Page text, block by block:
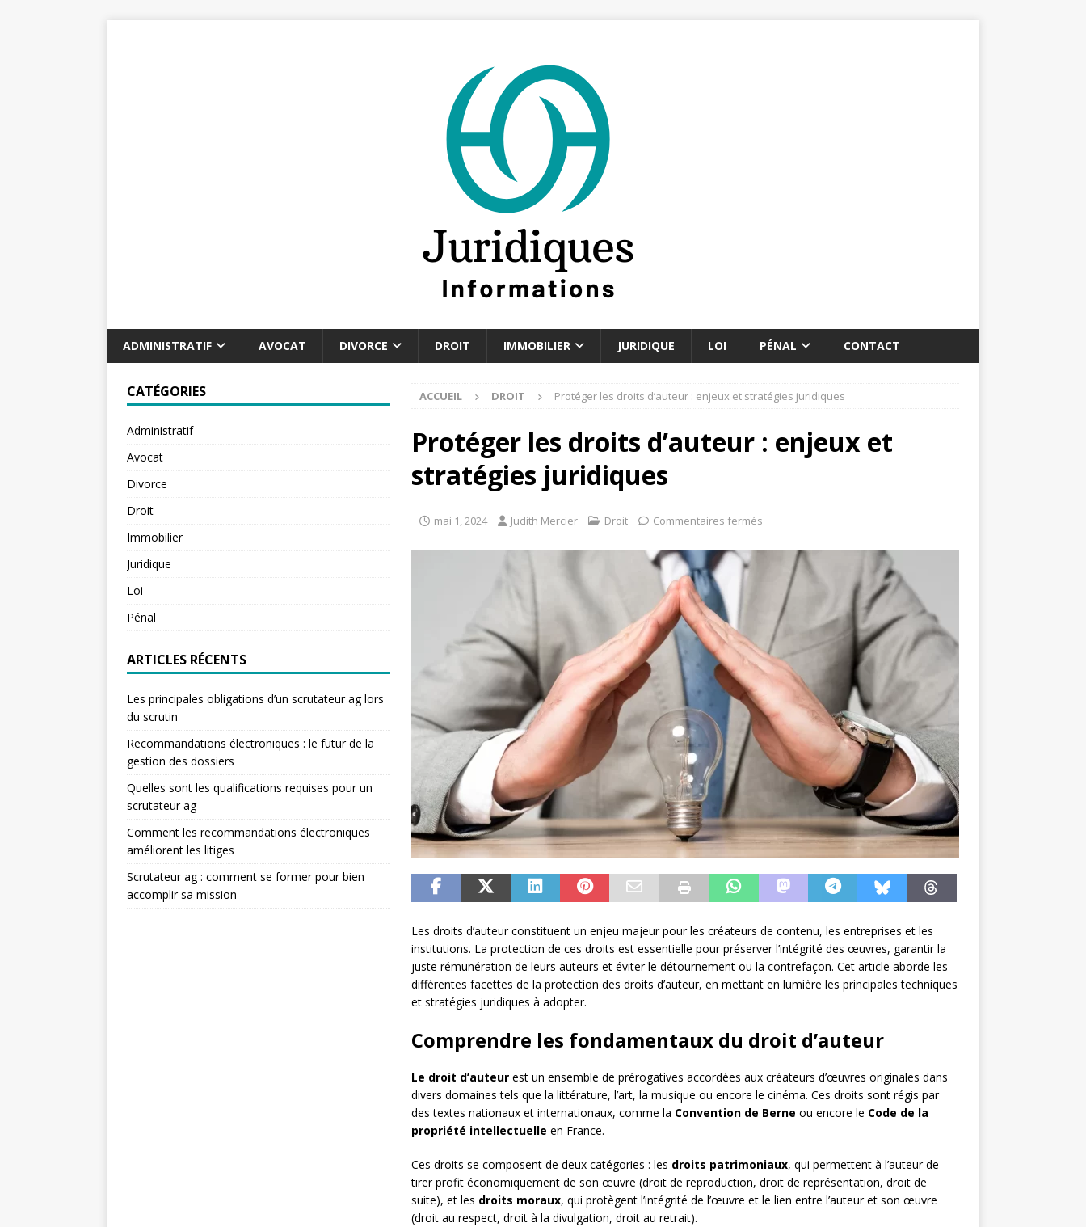
ADMINISTRATIF AVOCAT DIVORCE DROIT IMMOBILIER JURIDIQUE LOI PÉNAL CONTACT
ACCUEIL DROIT Protéger les droits d’auteur : enjeux et stratégies juridiques
Protéger les droits d’auteur : enjeux et
stratégies juridiques
mai 1, 2024 Judith Mercier Droit Commentaires fermés
Les droits d’auteur constituent un enjeu majeur pour les créateurs de contenu, les entreprises et les
institutions. La protection de ces droits est essentielle pour préserver l’intégrité des œuvres, garantir la
juste rémunération de leurs auteurs et éviter le détournement ou la contrefaçon. Cet article aborde les
différentes facettes de la protection des droits d’auteur, en mettant en lumière les principales techniques
et stratégies juridiques à adopter.
Comprendre les fondamentaux du droit d’auteur
Le droit d’auteurest un ensemble de prérogatives accordées aux créateurs d’œuvres originales dans
divers domaines tels que la littérature, l’art, la musique ou encore le cinéma. Ces droits sont régis par
des textes nationaux et internationaux, comme la Convention de Berne ou encore le Code de la
propriété intellectuelle en France.
Ces droits se composent de deux catégories : les droits patrimoniaux, qui permettent à l’auteur de
tirer profit économiquement de son œuvre (droit de reproduction, droit de représentation, droit de
suite), et les droits moraux, qui protègent l’intégrité de l’œuvre et le lien entre l’auteur et son œuvre
(droit au respect, droit à la divulgation, droit au retrait).
CATÉGORIES
Administratif
Avocat
Divorce
Droit
Immobilier
Juridique
Loi
Pénal
ARTICLES RÉCENTS
Les principales obligations d’un scrutateur ag lors
du scrutin
Recommandations électroniques : le futur de la
gestion des dossiers
Quelles sont les qualifications requises pour un
scrutateur ag
Comment les recommandations électroniques
améliorent les litiges
Scrutateur ag : comment se former pour bien
accomplir sa mission